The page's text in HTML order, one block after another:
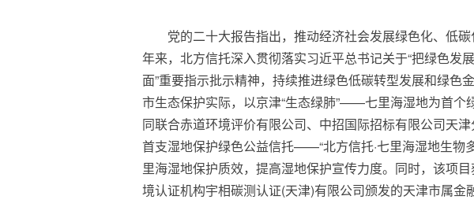
党的二十大报告指出，推动经济社会发展绿色化、低
年来，北方信托深入贯彻落实习近平总书记关于“把绿色发
面”重要指示批示精神，持续推进绿色低碳转型发展和绿色
市生态保护实际，以京津“生态绿肺”——七里海湿地为首个
同联合赤道环境评价有限公司、中招国际招标有限公司天
首支湿地保护绿色公益信托——“北方信托·七里海湿地生物
里海湿地保护质效，提高湿地保护宣传力度。同时，该项
境认证机构宇相碳测认证(天津)有限公司颁发的天津市属金